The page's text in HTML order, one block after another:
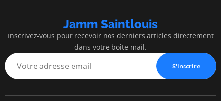
Jamm Saintlouis
Inscrivez-vous pour recevoir nos derniers articles directement
dans votre boîte mail.
S'inscrire